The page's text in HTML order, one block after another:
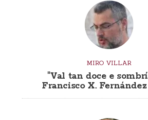
MIRO VILLAR
"Val tan doce e
Francisco X.